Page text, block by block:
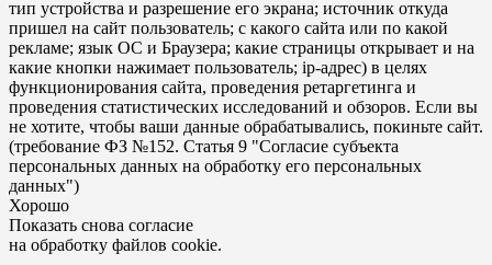
тип устройства и разрешение его экрана; источник откуда
пришел на сайт пользователь; с какого сайта или по какой
рекламе; язык ОС и Браузера; какие страницы открывает и на
какие кнопки нажимает пользователь; ip-адрес) в целях
функционирования сайта, проведения ретаргетинга и
проведения статистических исследований и обзоров. Если вы
не хотите, чтобы ваши данные обрабатывались, покиньте сайт.
(требование ФЗ №152. Статья 9 "Согласие субъекта
персональных данных на обработку его персональных
данных")
Хорошо
Показать снова согласие
на обработку файлов cookie.